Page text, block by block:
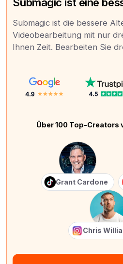
Submagic ist die bessere
Videobearbeitung mit nur
Ihnen Zeit. Bearbeiten Sie
Über 100 Top-Creators
Grant Cardone
Chris